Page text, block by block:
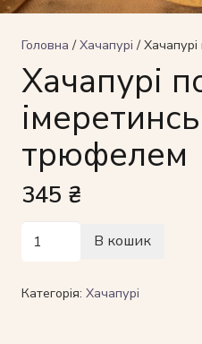
Головна /Хачапурі /
Хачапурі
трюфелем
345 ₴
Хачапурі
з
В кошик
Категорія: Хачапурі